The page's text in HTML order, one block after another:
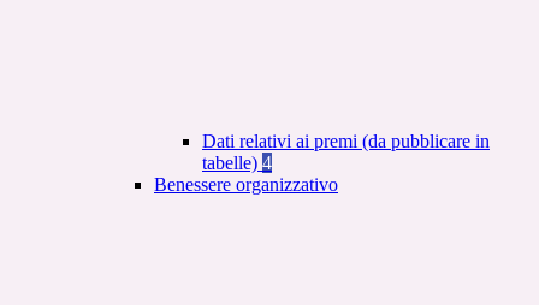
Dati relativi ai premi (da pubblicare in
tabelle) 4
Benessere organizzativo